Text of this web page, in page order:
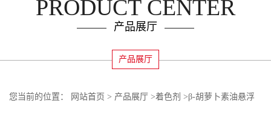
PRODUCT CENTER
产品展厅
产品展厅
您当前的位置： 网站首页 > 产品展厅 >着色剂 >β-胡萝卜素油悬浮